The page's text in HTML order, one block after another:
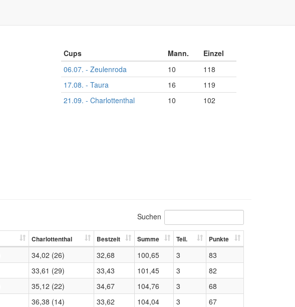
Cups Mann.
Einzel
06.07. - Zeulenroda
10
118
17.08. - Taura
16
119
21.09. - Charlottenthal
10 102
Suchen
Charlottenthal Bestzeit Summe Teil. Punkte
34,02 (26) 32,68 100,65 3
83
33,61 (29) 33,43 101,45 3
82
35,12 (22) 34,67 104,76 3
68
36,38 (14) 33,62 104,04 3
67